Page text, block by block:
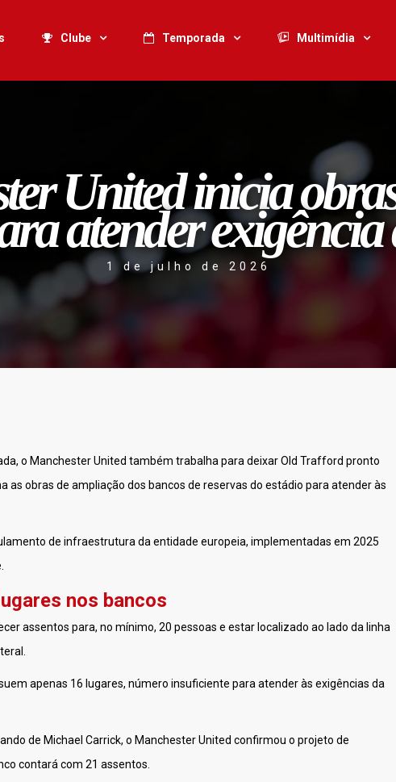
Clube Temporada Multimídia
United inicia
atender
1 de julho de 2026
o Manchester United também trabalha para deixar Old Trafford pronto
as obras de ampliação dos bancos de reservas do estádio para atender às
de infraestrutura da entidade europeia, implementadas em 2025
nos bancos
assentos para, no mínimo, 20 pessoas e estar localizado ao lado da linha
apenas 16 lugares, número insuficiente para atender às exigências da
de Michael Carrick, o Manchester United confirmou o projeto de
contará com 21 assentos.